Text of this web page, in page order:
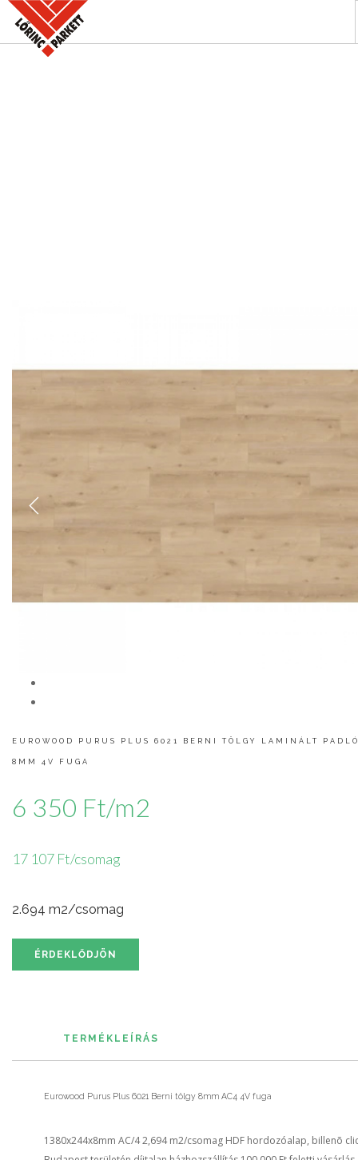
Previous
EUROWOOD PURUS PLUS 6021 BERNI TÖLGY LAMINÁLT
8MM 4V FUGA
6 350 Ft/m2
17 107 Ft/csomag
2.694 m2/csomag
ÉRDEKLŐDJÖN
TERMÉKLEÍRÁS
Eurowood Purus Plus 6021 Berni tölgy 8mm AC4 4V fuga
1380x244x8mm AC/4 2,694 m2/csomag HDF hordozóalap, billenõ